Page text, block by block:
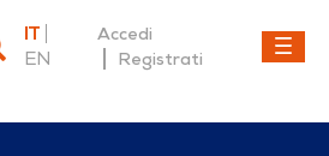
IT
EN
Accedi
Registrati